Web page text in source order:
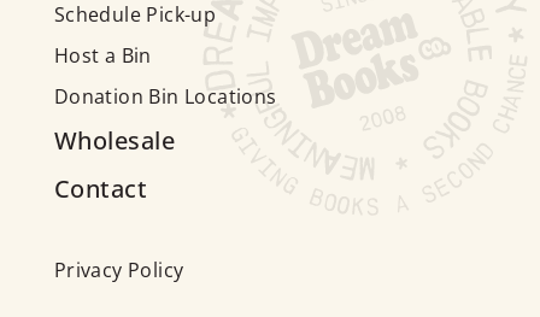
Schedule Pick-up
Host a Bin
Donation Bin Locations
Wholesale
Contact
Privacy Policy